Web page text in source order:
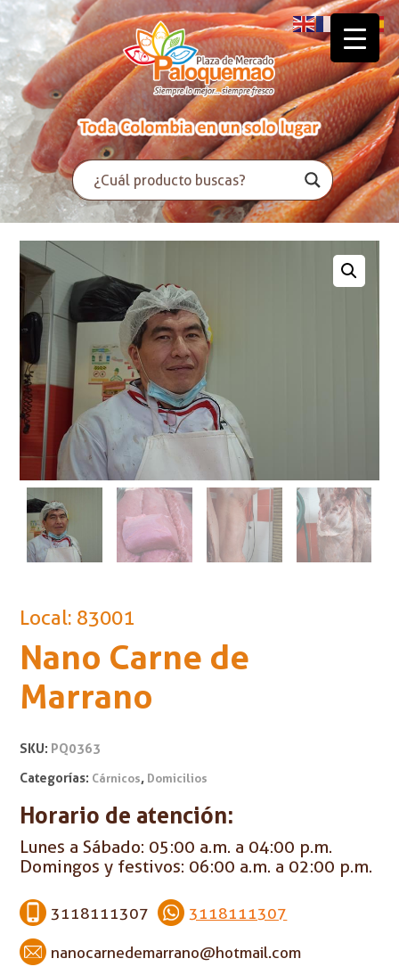
Local: 83001
Nano Carne de
Marrano
SKU: PQ0363
Categorías: Cárnicos, Domicilios
Horario de atención:
Lunes a Sábado: 05:00 a.m. a 04:00 p.m.
Domingos y festivos: 06:00 a.m. a 02:00 p.m.
3118111307 3118111307
nanocarnedemarrano@hotmail.com